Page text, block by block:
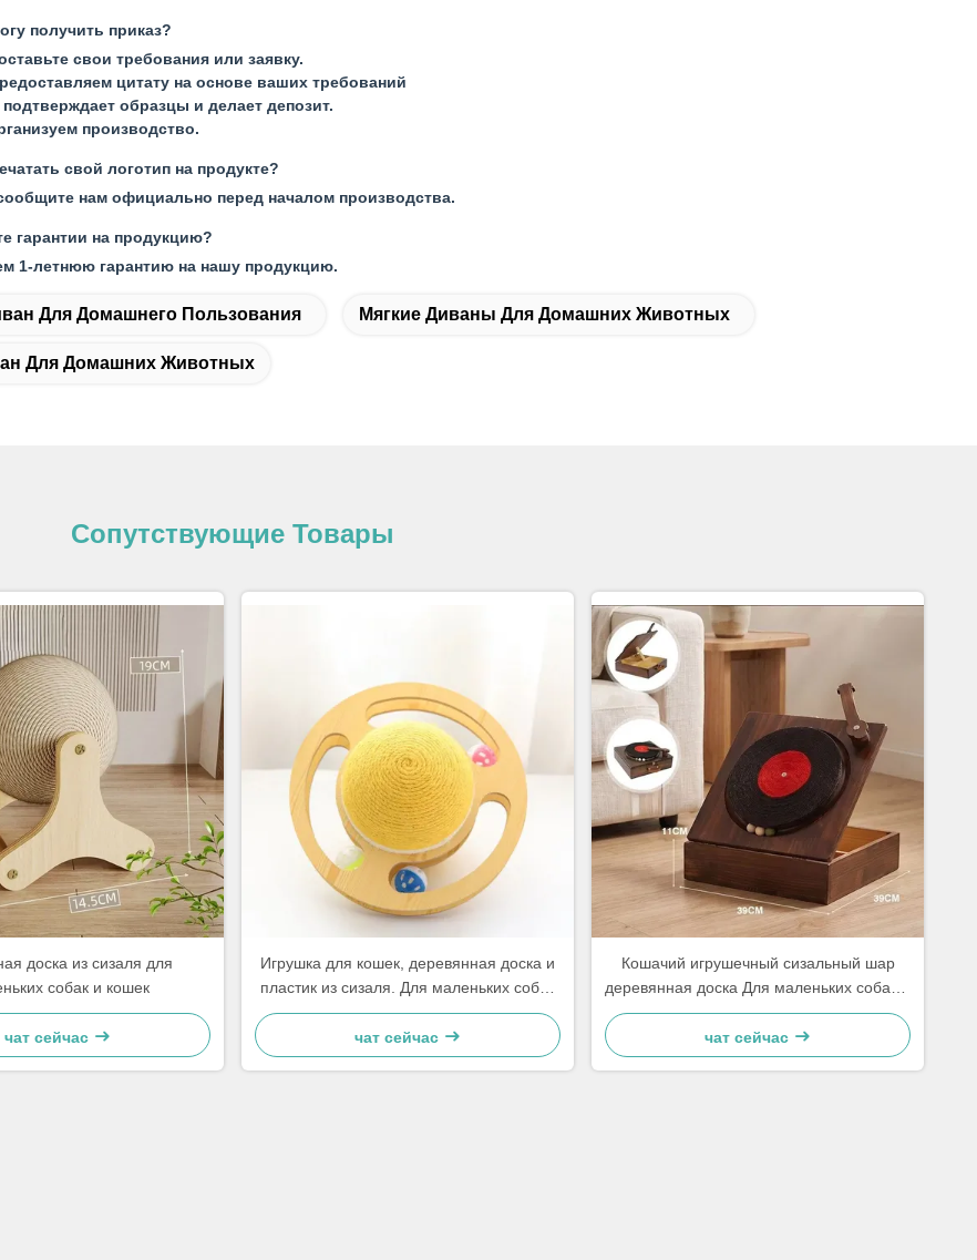
получить приказ?
свои требования или заявку.
цитату на основе ваших требований
подтверждает образцы и делает депозит.
производство.
свой логотип на продукте?
нам официально перед началом производства.
гарантии на продукцию?
1-летнюю гарантию на нашу продукцию.
Для Домашнего Пользования Мягкие Диваны Для Домашних Животных
Для Домашних Животных
Сопутствующие Товары
доска из сизаля для
собак и кошек
чат сейчас
Игрушка для кошек, деревянная доска и
пластик из сизаля. Для маленьких собак
и кошек. Просто и практично.
чат сейчас
Кошачий игрушечный сизальный шар
деревянная доска Для маленьких собак и
кошек Простая и практичная
чат сейчас